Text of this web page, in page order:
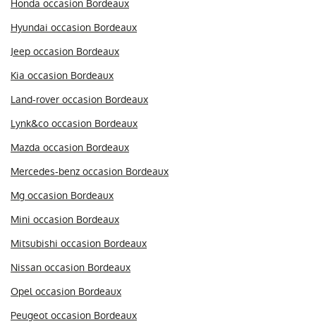
Honda occasion Bordeaux
Hyundai occasion Bordeaux
Jeep occasion Bordeaux
Kia occasion Bordeaux
Land-rover occasion Bordeaux
Lynk&co occasion Bordeaux
Mazda occasion Bordeaux
Mercedes-benz occasion Bordeaux
Mg occasion Bordeaux
Mini occasion Bordeaux
Mitsubishi occasion Bordeaux
Nissan occasion Bordeaux
Opel occasion Bordeaux
Peugeot occasion Bordeaux